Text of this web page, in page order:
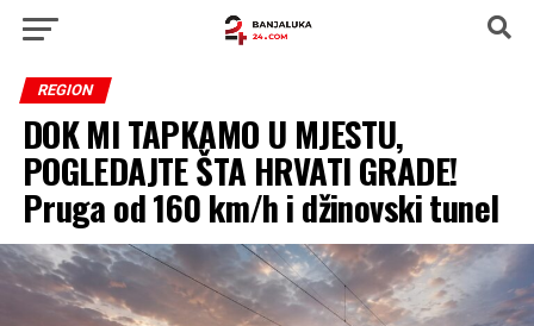
REGION
DOK MI TAPKAMO U MJESTU,
POGLEDAJTE ŠTA HRVATI GRADE!
Pruga od 160 km/h i džinovski tunel